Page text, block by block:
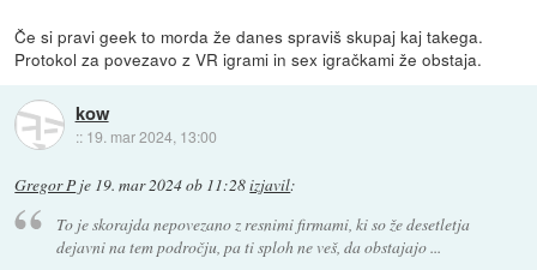
Če si pravi geek to morda že danes spraviš skupaj kaj takega.
Protokol za povezavo z VR igrami in sex igračkami že obstaja.
kow
:: 19. mar 2024, 13:00
Gregor P je 19. mar 2024 ob 11:28izjavil:
To je skorajda nepovezano z resnimi firmami, ki so že desetletja
dejavni na tem področju, pa ti sploh ne veš, da obstajajo ...